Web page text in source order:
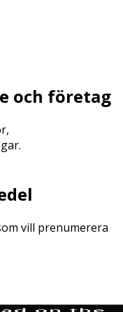
och företag
vill prenumerera